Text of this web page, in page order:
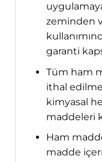
zeminden
garanti
Tüm ham
ithal
kimyasal
maddeleri
Ham
madde